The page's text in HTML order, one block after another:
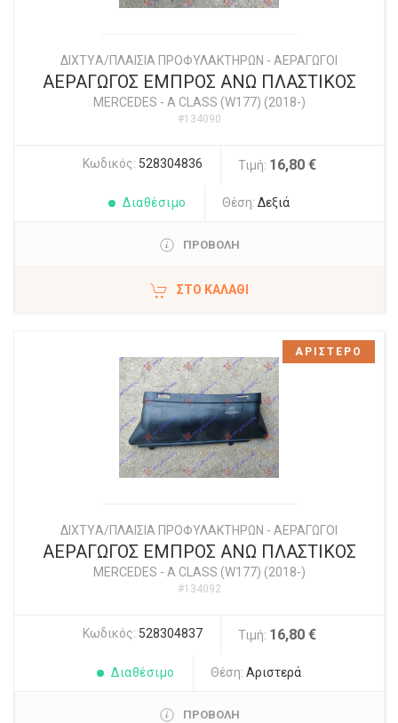
ΔΙΧΤYΑ/ΠΛΑΙΣΙΑ ΠΡΟΦΥΛΑΚΤΗΡΩΝ - ΑΕΡΑΓΩΓΟΙ
ΑΕΡΑΓΩΓΟΣ ΕΜΠΡΟΣ ΑΝΩ ΠΛΑΣΤΙΚΟΣ
MERCEDES - A CLASS (W177) (2018-)
#134090
Κωδικός: 528304836 Τιμή: 16,80 €
Διαθέσιμο Θέση: Δεξιά
ΠΡΟΒΟΛΗ
ΣΤΟ ΚΑΛΆΘΙ
ΔΙΧΤYΑ/ΠΛΑΙΣΙΑ ΠΡΟΦΥΛΑΚΤΗΡΩΝ - ΑΕΡΑΓΩΓΟΙ
ΑΕΡΑΓΩΓΟΣ ΕΜΠΡΟΣ ΑΝΩ ΠΛΑΣΤΙΚΟΣ
MERCEDES - A CLASS (W177) (2018-)
#134092
Κωδικός: 528304837 Τιμή: 16,80 €
Διαθέσιμο Θέση: Αριστερά
ΠΡΟΒΟΛΗ
ΑΡΙΣΤΕΡΟ